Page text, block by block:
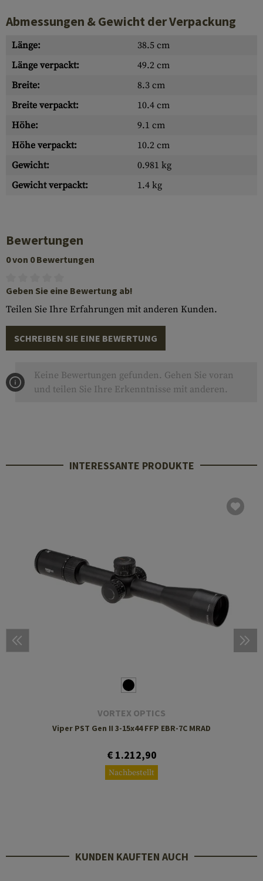
Abmessungen & Gewicht der Verpackung
Länge:
38.5 cm
Länge verpackt:
49.2 cm
Breite:
8.3 cm
Breite verpackt:
10.4 cm
Höhe:
9.1 cm
Höhe verpackt:
10.2 cm
Gewicht:
0.981 kg
Gewicht verpackt:
1.4 kg
Bewertungen
0 von 0 Bewertungen
Geben Sie eine Bewertung ab!
Teilen Sie Ihre Erfahrungen mit anderen Kunden.
SCHREIBEN SIE EINE BEWERTUNG
Keine Bewertungen gefunden. Gehen Sie voran
und teilen Sie Ihre Erkenntnisse mit anderen.
INTERESSANTE PRODUKTE
VORTEX OPTICS
Viper PST Gen II 3-15x44 FFP EBR-7C MRAD
€ 1.212,90
Nachbestellt
KUNDEN KAUFTEN AUCH